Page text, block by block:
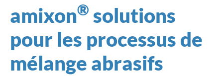
amixon® solutions
pour les processus de
mélange abrasifs